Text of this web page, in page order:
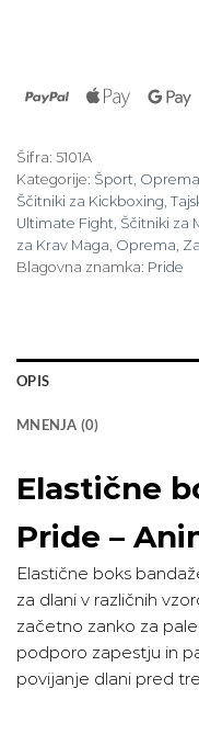
PayPal Apple
Šifra: 5101A
Kategorije: Šport,
Ščitniki za Kickboxing,
Ultimate Fight, Ščitniki za
za Krav Maga, Oprema,
Blagovna znamka: Pride
OPIS
MNENJA (0)
Elastične
Pride –
Elastične boks
za dlani v različnih
začetno zanko za
podporo zapestju in
povijanje dlani pred